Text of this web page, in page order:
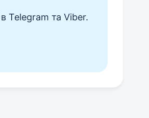
в Telegram та Viber.